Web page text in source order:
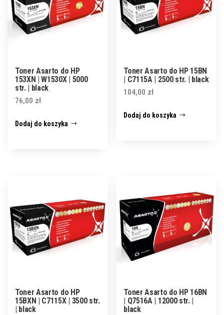
Toner Asarto do HP
153XN | W1530X | 5000
str. | black
76,00 zł
Dodaj do koszyka
Toner Asarto do HP 15BN
| C7115A | 2500 str. | black
104,00 zł
Dodaj do koszyka
Toner Asarto do HP
15BXN | C7115X | 3500 str.
| black
Toner Asarto do HP 16BN
| Q7516A | 12000 str. |
black